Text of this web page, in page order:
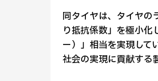
同タイヤは、タイヤの
り抵抗係数」を極小
ー）」相当を実現して
社会の実現に貢献する